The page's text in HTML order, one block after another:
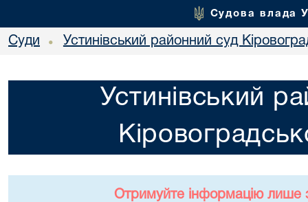
Судова влада
Суди • Устинівський районний суд
Устинівський
Отримуйте інформацію лише